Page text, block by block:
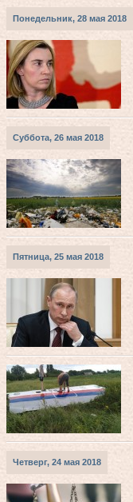
Понедельник, 28 мая 2018
Суббота, 26 мая 2018
Пятница, 25 мая 2018
Четверг, 24 мая 2018